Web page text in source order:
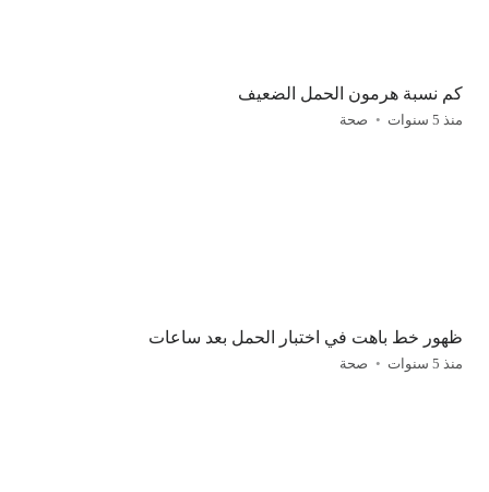
كم نسبة هرمون الحمل الضعيف
منذ 5 سنوات صحة
ظهور خط باهت في اختبار الحمل بعد ساعات
منذ 5 سنوات صحة